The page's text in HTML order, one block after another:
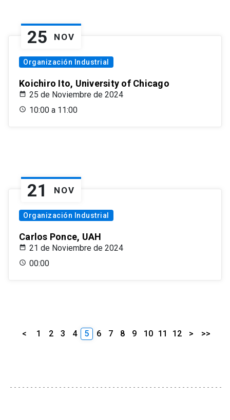
25 NOV
Organización Industrial
Koichiro Ito, University of Chicago
25 de Noviembre de 2024
10:00 a 11:00
21 NOV
Organización Industrial
Carlos Ponce, UAH
21 de Noviembre de 2024
00:00
< 1 2 3 4 5 6 7 8 9 10 11 12 > >>